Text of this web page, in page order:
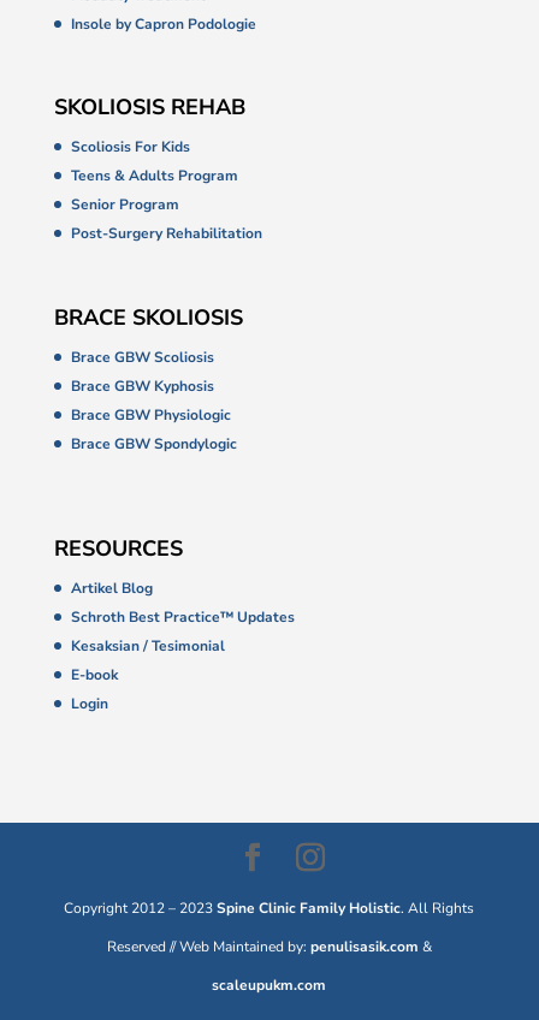
Insole by Capron Podologie
SKOLIOSIS REHAB
Scoliosis For Kids
Teens & Adults Program
Senior Program
Post-Surgery Rehabilitation
BRACE SKOLIOSIS
Brace GBW Scoliosis
Brace GBW Kyphosis
Brace GBW Physiologic
Brace GBW Spondylogic
RESOURCES
Artikel Blog
Schroth Best Practice™ Updates
Kesaksian / Tesimonial
E-book
Login
Copyright 2012 – 2023Spine Clinic Family Holistic. All Rights
Reserved // Web Maintained by: penulisasik.com &
scaleupukm.com